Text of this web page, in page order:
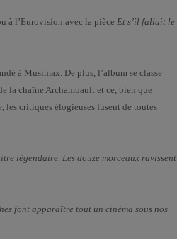
à l’Eurovision avec la pièce Et s’il fallait le
à Musimax. De plus, l’album se classe
la chaîne Archambault et ce, bien que
les critiques élogieuses fusent de toutes
légendaire. Les douze morceaux ravissent
font apparaître tout un cinéma sous nos